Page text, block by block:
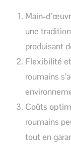
Main-
une
produisant
Flexibilité
roumains
Coûts
roumains
tout en